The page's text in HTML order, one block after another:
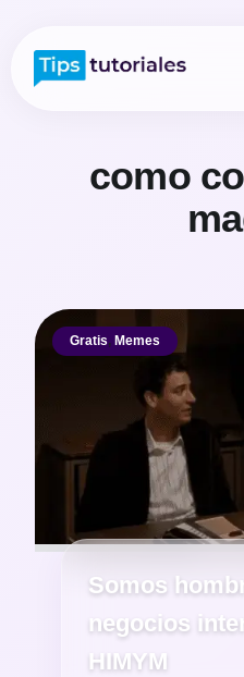
como
Gratis, Memes
Somos
negocios
HIMYM